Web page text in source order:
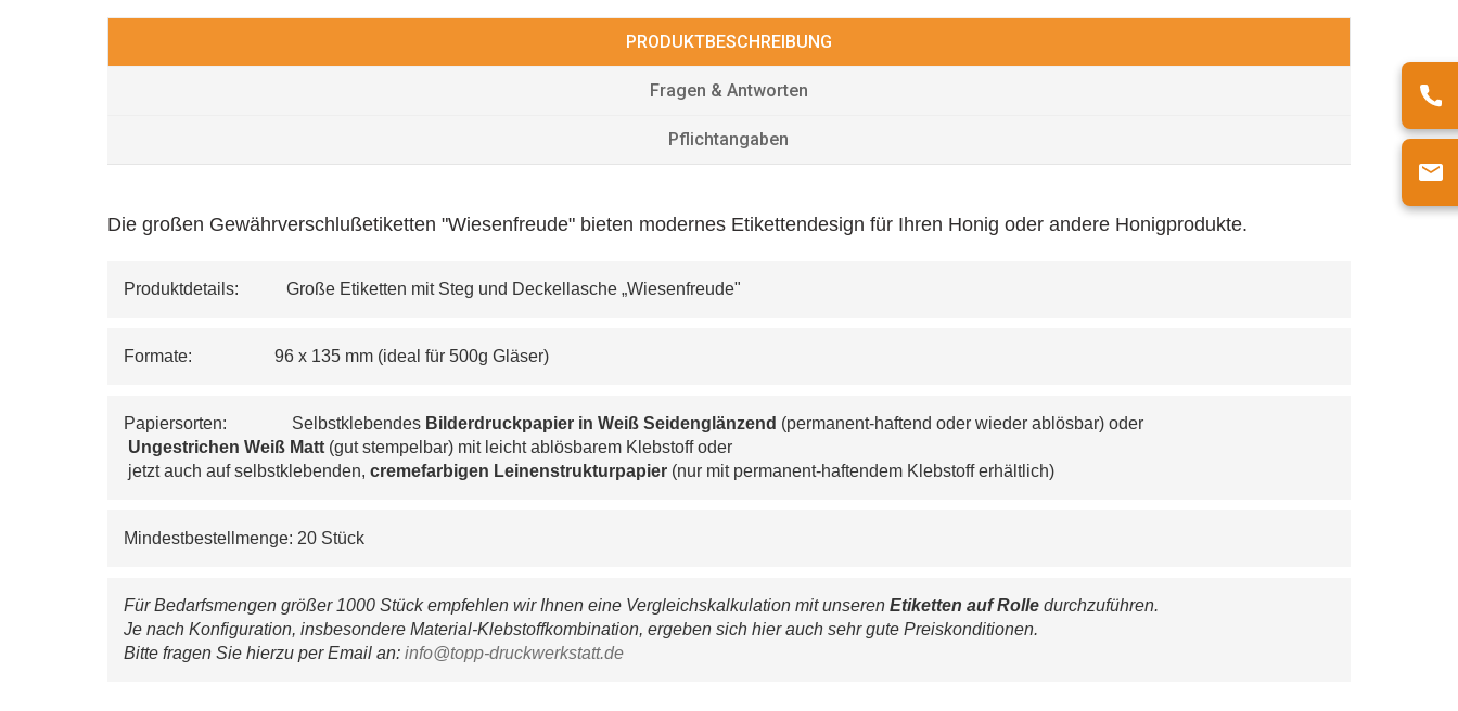
PRODUKTBESCHREIBUNG
Fragen & Antworten
Pflichtangaben
Die großen Gewährverschlußetiketten "Wiesenfreude" bieten modernes Etikettendesign für Ihren Honig oder andere Honigprodukte.
Produktdetails:           Große Etiketten mit Steg und Deckellasche „Wiesenfreude"
Formate:                   96 x 135 mm (ideal für 500g Gläser)
Papiersorten:               Selbstklebendes Bilderdruckpapier in Weiß Seidenglänzend (permanent-haftend oder wieder ablösbar) oder
Ungestrichen Weiß Matt (gut stempelbar) mit leicht ablösbarem Klebstoff oder
jetzt auch auf selbstklebenden, cremefarbigen Leinenstrukturpapier (nur mit permanent-haftendem Klebstoff erhältlich)
Mindestbestellmenge: 20 Stück
Für Bedarfsmengen größer 1000 Stück empfehlen wir Ihnen eine Vergleichskalkulation mit unseren Etiketten auf Rolle durchzuführen.
Je nach Konfiguration, insbesondere Material-Klebstoffkombination, ergeben sich hier auch sehr gute Preiskonditionen.
Bitte fragen Sie hierzu per Email an: info@topp-druckwerkstatt.de